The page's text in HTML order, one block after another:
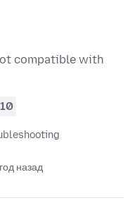
compatible with
назад